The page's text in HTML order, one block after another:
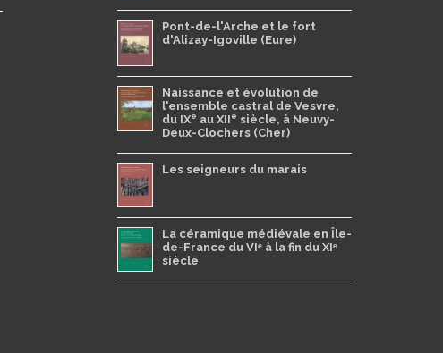
Pont-de-l'Arche et le fort
d'Alizay-Igoville (Eure)
Naissance et évolution de
l'ensemble castral de Vesvre,
du IXe au XIIe siècle, à Neuvy-
Deux-Clochers (Cher)
Les seigneurs du marais
La céramique médiévale en Île-
de-France du VIᵉ à la fin du XIᵉ
siècle